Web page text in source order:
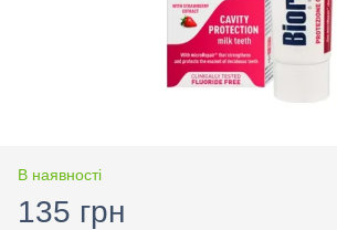
В наявності
135 грн